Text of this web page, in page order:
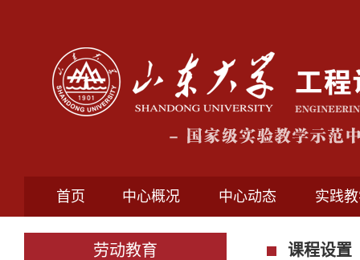
首页 中心概况 中心动态 实践
劳动教育 课程设置